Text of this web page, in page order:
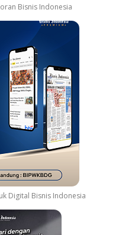
Bisnis Indonesia
Digital Bisnis Indonesia